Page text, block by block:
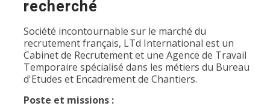
recherché
Société incontournable sur le marché du
recrutement français, LTd International est un
Cabinet de Recrutement et une Agence de Travail
Temporaire spécialisé dans les métiers du Bureau
d'Etudes et Encadrement de Chantiers.
Poste et missions :